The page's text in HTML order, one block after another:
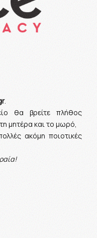
.
θα βρείτε πλήθος
μητέρα και το μωρό,
ακόμη ποιοτικές